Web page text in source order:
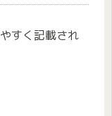
すく記載され